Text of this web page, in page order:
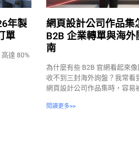
年製
單
達 80%
網頁設計公司作品集
B2B 企業轉單與海
南
為什麼有些 B2B 官網看起來
收不到三封海外詢盤？我常看
網頁設計公司作品集時，容易
閱讀更多>>